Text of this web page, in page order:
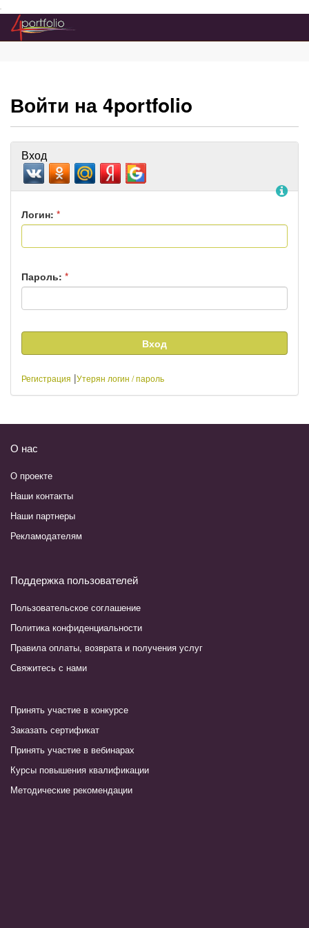
Преейти на главное меню
Войти на 4portfolio
Вход
Логин: *
Пароль: *
Регистрация |Утерян логин / пароль
О нас
О проекте
Наши контакты
Наши партнеры
Рекламодателям
Поддержка пользователей
Пользовательское соглашение
Политика конфиденциальности
Правила оплаты, возврата и получения услуг
Свяжитесь с нами
Принять участие в конкурсе
Заказать сертификат
Принять участие в вебинарах
Курсы повышения квалификации
Методические рекомендации